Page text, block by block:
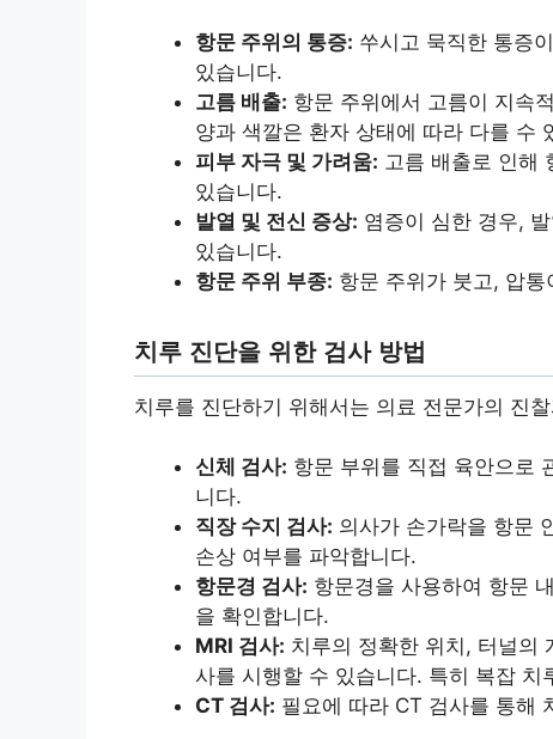
항문 주위의 통증: 쑤시고 묵직한 통증
있습니다.
고름 배출: 항문 주위에서 고름이 지속
양과 색깔은 환자 상태에 따라 다를 수
피부 자극 및 가려움: 고름 배출로 인해
있습니다.
발열 및 전신 증상: 염증이 심한 경우,
있습니다.
항문 주위 부종: 항문 주위가 붓고, 압
치루 진단을 위한 검사 방법
치루를 진단하기 위해서는 의료 전문가의 진
신체 검사: 항문 부위를 직접 육안으로
니다.
직장 수지 검사: 의사가 손가락을 항문
손상 여부를 파악합니다.
항문경 검사: 항문경을 사용하여 항문
을 확인합니다.
MRI 검사: 치루의 정확한 위치, 터널의
사를 시행할 수 있습니다. 특히 복잡
CT 검사: 필요에 따라 CT 검사를 통해